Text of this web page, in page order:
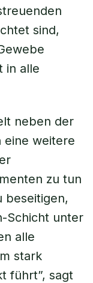
sind,
in alle
neben der
eine weitere
zu tun
beseitigen,
Schicht unter
alle
stark
führt”, sagt